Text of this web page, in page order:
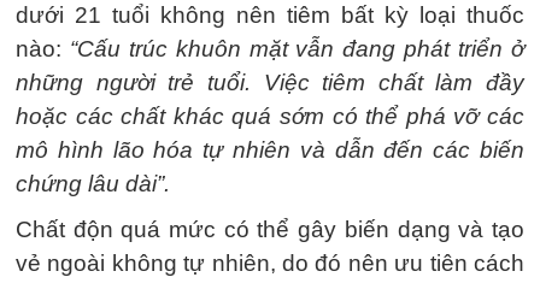
dưới 21 tuổi không nên tiêm bất kỳ loại thuốc
nào: “Cấu trúc khuôn mặt vẫn đang phát triển ở
những người trẻ tuổi. Việc tiêm chất làm đầy
hoặc các chất khác quá sớm có thể phá vỡ các
mô hình lão hóa tự nhiên và dẫn đến các biến
chứng lâu dài”.
Chất độn quá mức có thể gây biến dạng và tạo
vẻ ngoài không tự nhiên, do đó nên ưu tiên cách